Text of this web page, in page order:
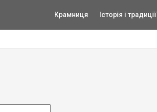
Крамниця Історія і традиції